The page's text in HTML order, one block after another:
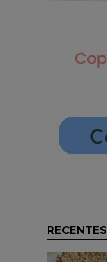
RECENTES